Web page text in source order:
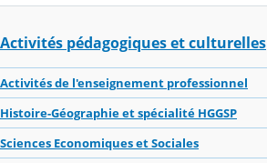
Activités pédagogiques et culturelles
Activités de l'enseignement professionnel
Histoire-Géographie et spécialité HGGSP
Sciences Economiques et Sociales